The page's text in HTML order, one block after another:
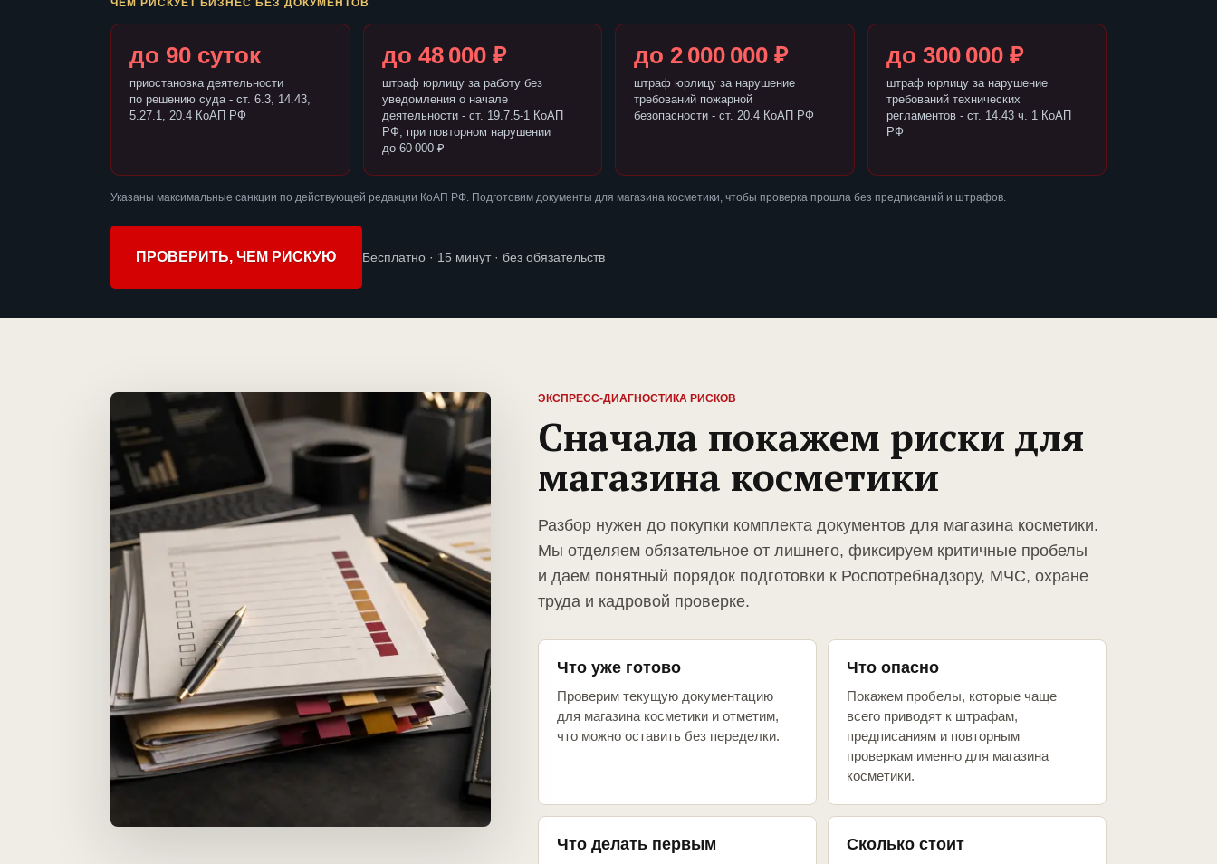
ЧЕМ РИСКУЕТ БИЗНЕС БЕЗ ДОКУМЕНТОВ
до 90 суток
приостановка деятельности
по решению суда - ст. 6.3, 14.43,
5.27.1, 20.4 КоАП РФ
до 48 000 ₽
штраф юрлицу за работу без
уведомления о начале
деятельности - ст. 19.7.5-1 КоАП
РФ, при повторном нарушении
до 60 000 ₽
до 2 000 000 ₽
штраф юрлицу за нарушение
требований пожарной
безопасности - ст. 20.4 КоАП РФ
до 300 000 ₽
штраф юрлицу за нарушение
требований технических
регламентов - ст. 14.43 ч. 1 КоАП
РФ
Указаны максимальные санкции по действующей редакции КоАП РФ. Подготовим документы для магазина косметики, чтобы проверка прошла без предписаний и штрафов.
ПРОВЕРИТЬ, ЧЕМ РИСКУЮ Бесплатно · 15 минут · без обязательств
ЭКСПРЕСС-ДИАГНОСТИКА РИСКОВ
Сначала покажем риски для
магазина косметики
Разбор нужен до покупки комплекта документов для магазина косметики.
Мы отделяем обязательное от лишнего, фиксируем критичные пробелы
и даем понятный порядок подготовки к Роспотребнадзору, МЧС, охране
труда и кадровой проверке.
Что уже готово
Проверим текущую документацию
для магазина косметики и отметим,
что можно оставить без переделки.
Что опасно
Покажем пробелы, которые чаще
всего приводят к штрафам,
предписаниям и повторным
проверкам именно для магазина
косметики.
Что делать первым Сколько стоит